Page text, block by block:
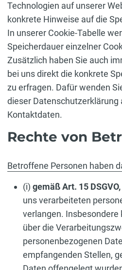
Technologien auf unserer
konkrete Hinweise auf die
In unserer Cookie-Tabelle
Speicherdauer einzelner
Zusätzlich haben Sie auch
bei uns direkt die konkrete
zu erfragen. Dafür wenden
dieser Datenschutzerklärung
Kontaktdaten.
Rechte von
Betroffene Personen haben
(i) gemäß Art. 15 DSGVO,
uns verarbeiteten
verlangen. Insbesondere
über die
personenbezogenen
empfangenden Stellen,